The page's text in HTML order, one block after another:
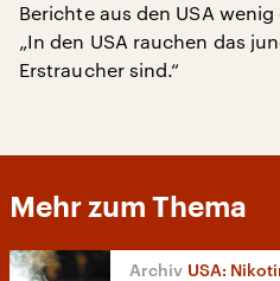
Berichte aus den USA
„In den USA rauchen das
Erstraucher sind.“
Mehr zum Thema
USA: